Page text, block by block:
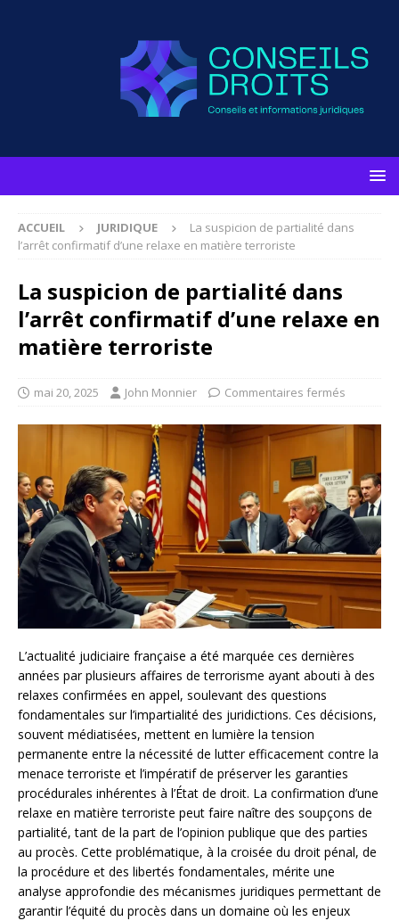
ACCUEIL JURIDIQUE
La suspicion de partialité dans
l’arrêt confirmatif d’une relaxe en matière terroriste
La suspicion de partialité dans
l’arrêt confirmatif d’une relaxe en
matière terroriste
mai 20, 2025 John Monnier Commentaires fermés
L’actualité judiciaire française a été marquée ces dernières
années par plusieurs affaires de terrorisme ayant abouti à des
relaxes confirmées en appel, soulevant des questions
fondamentales sur l’impartialité des juridictions. Ces décisions,
souvent médiatisées, mettent en lumière la tension
permanente entre la nécessité de lutter efficacement contre la
menace terroriste et l’impératif de préserver les garanties
procédurales inhérentes à l’État de droit. La confirmation d’une
relaxe en matière terroriste peut faire naître des soupçons de
partialité, tant de la part de l’opinion publique que des parties
au procès. Cette problématique, à la croisée du droit pénal, de
la procédure et des libertés fondamentales, mérite une
analyse approfondie des mécanismes juridiques permettant de
garantir l’équité du procès dans un domaine où les enjeux